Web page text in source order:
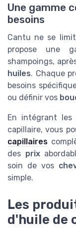
Une gamme
besoins
Cantu ne se
propose une
shampoings,
huiles. Chaque
besoins
ou définir vos
En intégrant
capillaire, vous
capillaires
des prix
soin de vos
simple.
Les
d'huile de